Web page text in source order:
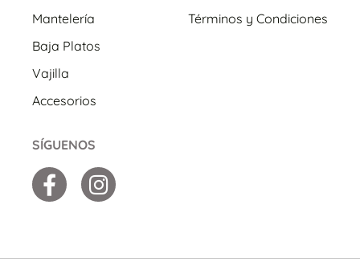
Mantelería
Baja Platos
Vajilla
Accesorios
Términos y Condiciones
SÍGUENOS